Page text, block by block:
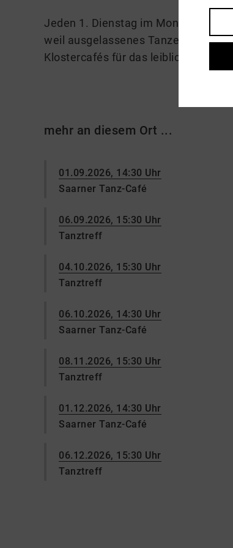
Jeden 1. Dienstag im Monat darf
weil ausgelassenes Tanzen
Klostercafés für das leibliche Wohl.
mehr an diesem Ort ...
01.09.2026, 14:30 Uhr
Saarner Tanz-Café
06.09.2026, 15:30 Uhr
Tanztreff
04.10.2026, 15:30 Uhr
Tanztreff
06.10.2026, 14:30 Uhr
Saarner Tanz-Café
08.11.2026, 15:30 Uhr
Tanztreff
01.12.2026, 14:30 Uhr
Saarner Tanz-Café
06.12.2026, 15:30 Uhr
Tanztreff